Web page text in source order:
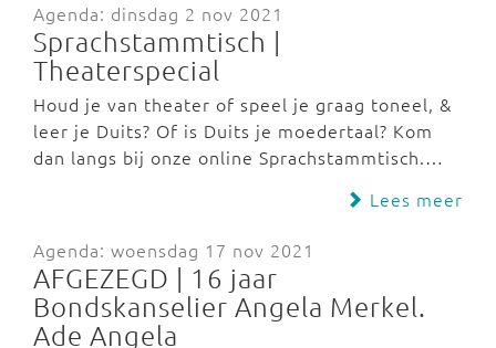
Agenda: dinsdag 2 nov 2021
Sprachstammtisch |
Theaterspecial
Houd je van theater of speel je graag toneel, &
leer je Duits? Of is Duits je moedertaal? Kom
dan langs bij onze online Sprachstammtisch.…
Lees meer
Agenda: woensdag 17 nov 2021
AFGEZEGD | 16 jaar
Bondskanselier Angela Merkel.
Ade Angela